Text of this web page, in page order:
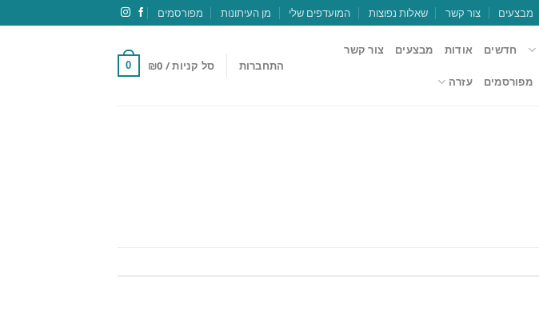
מבצעים צור קשר שאלות נפוצות המועדפים שלי מן העיתונות מפורסמים
חדשים אודות מבצעים צור קשר
מפורסמים עזרה
התחברות סל קניות / ₪0
0